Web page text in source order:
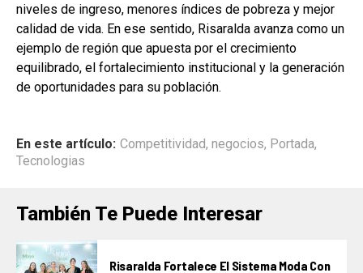
niveles de ingreso, menores índices de pobreza y mejor
calidad de vida. En ese sentido, Risaralda avanza como un
ejemplo de región que apuesta por el crecimiento
equilibrado, el fortalecimiento institucional y la generación
de oportunidades para su población.
En este artículo: Competitividad, negocios, Portada,
Tecnologias
También Te Puede Interesar
Risaralda Fortalece El Sistema Moda Con